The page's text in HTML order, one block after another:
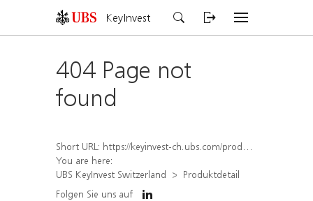
KeyInvest
404 Page not
found
Short URL: https://keyinvest-ch.ubs.com/produkt/detail/index/isin/CH1572312614
You are here:
UBS KeyInvest Switzerland
Produktdetail
Folgen Sie uns auf